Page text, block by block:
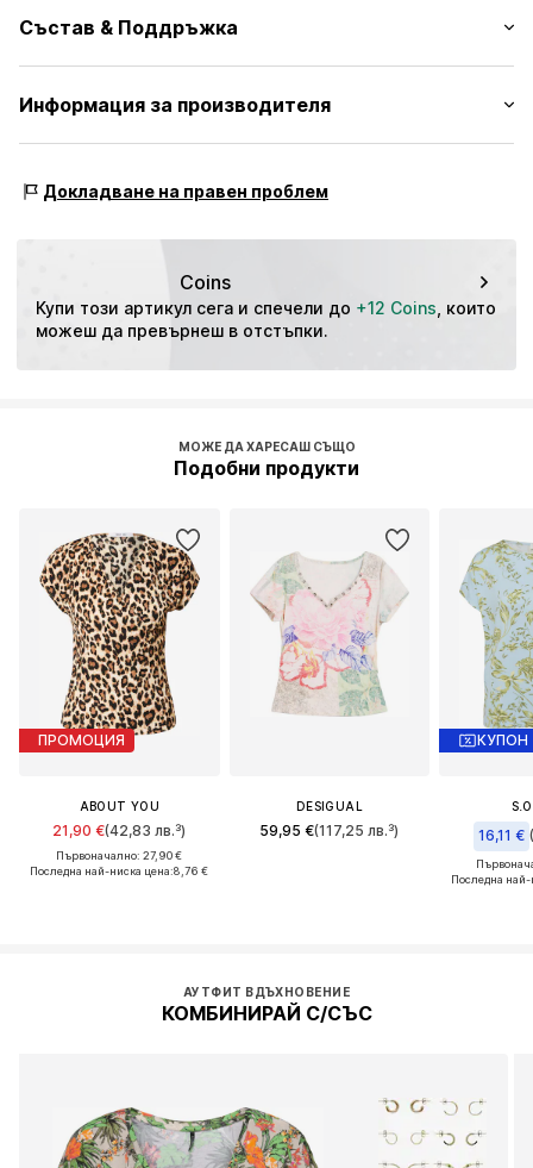
Скосени ръкави
Прав подгъв
Дължина: Нормална дължина
Кройка: Нормална форма
Таблица с размери
Състав & Поддръжка
Материал: 100% Вискоза
Информация за производителя
22457 Hamburg
Докладване на правен проблем
Coins
Купи този артикул сега и спечели до +12 Coins , които
можеш да превърнеш в отстъпки.
МОЖЕ ДА ХАРЕСАШ СЪЩО
Подобни продукти
ПРОМОЦИЯ
ABOUT YOU
21,90 €(42,83 лв.³)
Първоначално: 27,90 €
Последна най-ниска цена:8,76 €
DESIGUAL
59,95 €(117,25 лв.³)
КУПОН
16,11 €
Последна
АУТФИТ ВДЪХНОВЕНИЕ
КОМБИНИРАЙ С/СЪС